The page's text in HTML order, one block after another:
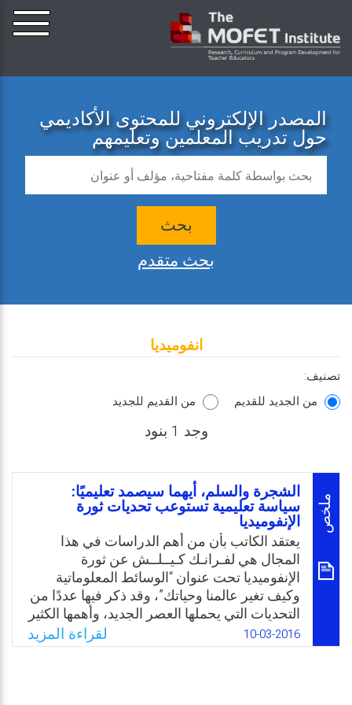
المصدر الإلكتروني للمحتوى الأكاديمي
حول تدريب المعلمين وتعليمهم
بحث
بحث متقدم
انفوميديا
تصنيف:
من الجديد للقديم
من القديم للجديد
وجد 1 بنود
ملخص
الشجرة والسلم، أيهما سيصمد تعليميًا:
سياسة تعليمية تستوعب تحديات ثورة
الإنفوميديا
يعتقد الكاتب بأن من أهم الدراسات في هذا
المجال هي لفـرانـك كـيــلــش عن ثورة
الإنفوميديا تحت عنوان “الوسائط المعلوماتية
وكيف تغير عالمنا وحياتك”، وقد ذكر فيها عددًا من
التحديات التي يحملها العصر الجديد، وأهمها الكثير
من تكنولوجيا الوسائط الإعلامية التي تلقي
بظلالها على كل شيء في واقعنا، وهي التي
10-03-2016 لقراءة المزيد